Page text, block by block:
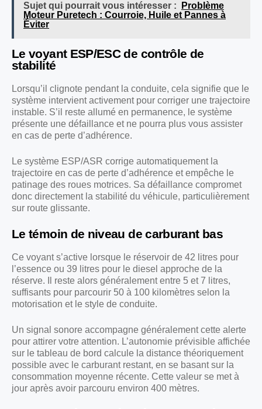
Sujet qui pourrait vous intéresser :
Problème
Moteur Puretech : Courroie, Huile et Pannes à
Éviter
Le voyant ESP/ESC de contrôle de
stabilité
Lorsqu’il clignote pendant la conduite, cela signifie que le
système intervient activement pour corriger une trajectoire
instable. S’il reste allumé en permanence, le système
présente une défaillance et ne pourra plus vous assister
en cas de perte d’adhérence.
Le système ESP/ASR corrige automatiquement la
trajectoire en cas de perte d’adhérence et empêche le
patinage des roues motrices. Sa défaillance compromet
donc directement la stabilité du véhicule, particulièrement
sur route glissante.
Le témoin de niveau de carburant bas
Ce voyant s’active lorsque le réservoir de 42 litres pour
l’essence ou 39 litres pour le diesel approche de la
réserve. Il reste alors généralement entre 5 et 7 litres,
suffisants pour parcourir 50 à 100 kilomètres selon la
motorisation et le style de conduite.
Un signal sonore accompagne généralement cette alerte
pour attirer votre attention. L’autonomie prévisible affichée
sur le tableau de bord calcule la distance théoriquement
possible avec le carburant restant, en se basant sur la
consommation moyenne récente. Cette valeur se met à
jour après avoir parcouru environ 400 mètres.